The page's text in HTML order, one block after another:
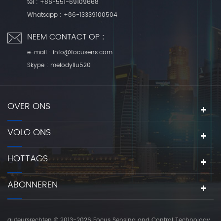
tel : +86-551-69109668
Whatsapp : +86-13339100504
NEEM CONTACT OP :
e-mail : info@focusens.com
Skype : melodyliu520
OVER ONS
VOLG ONS
HOTTAGS
ABONNEREN